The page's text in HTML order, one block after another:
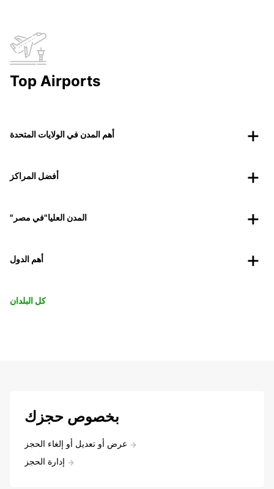
Top Airports
أهم المدن في الولايات المتحدة
أفضل المراكز
"المدن العليا"في مصر
أهم الدول
كل البلدان
بخصوص حجزك
عرض أو تعديل أو إلغاء الحجز
إدارة الحجز